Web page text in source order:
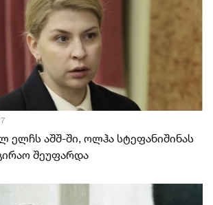
ელჩს აშშ-ში, ოლჰა სტეფანიშინას
შეუფარდა